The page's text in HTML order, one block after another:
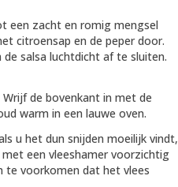
een zacht en romig mengsel
citroensap en de peper door.
salsa luchtdicht af te sluiten.
de bovenkant in met de
warm in een lauwe oven.
u het dun snijden moeilijk vindt,
een vleeshamer voorzichtig
voorkomen dat het vlees